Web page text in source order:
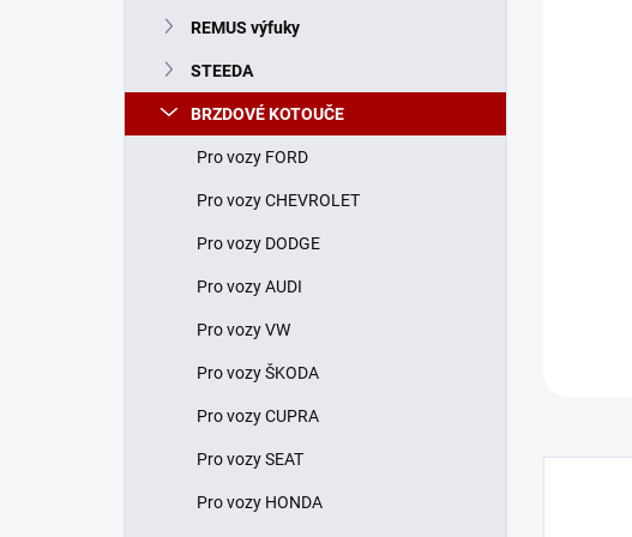
a
e
REMUS výfuky
STEEDA
BRZDOVÉ KOTOUČE
Pro vozy FORD
Pro vozy CHEVROLET
Pro vozy DODGE
Pro vozy AUDI
Pro vozy VW
Pro vozy ŠKODA
Pro vozy CUPRA
Pro vozy SEAT
Pro vozy HONDA